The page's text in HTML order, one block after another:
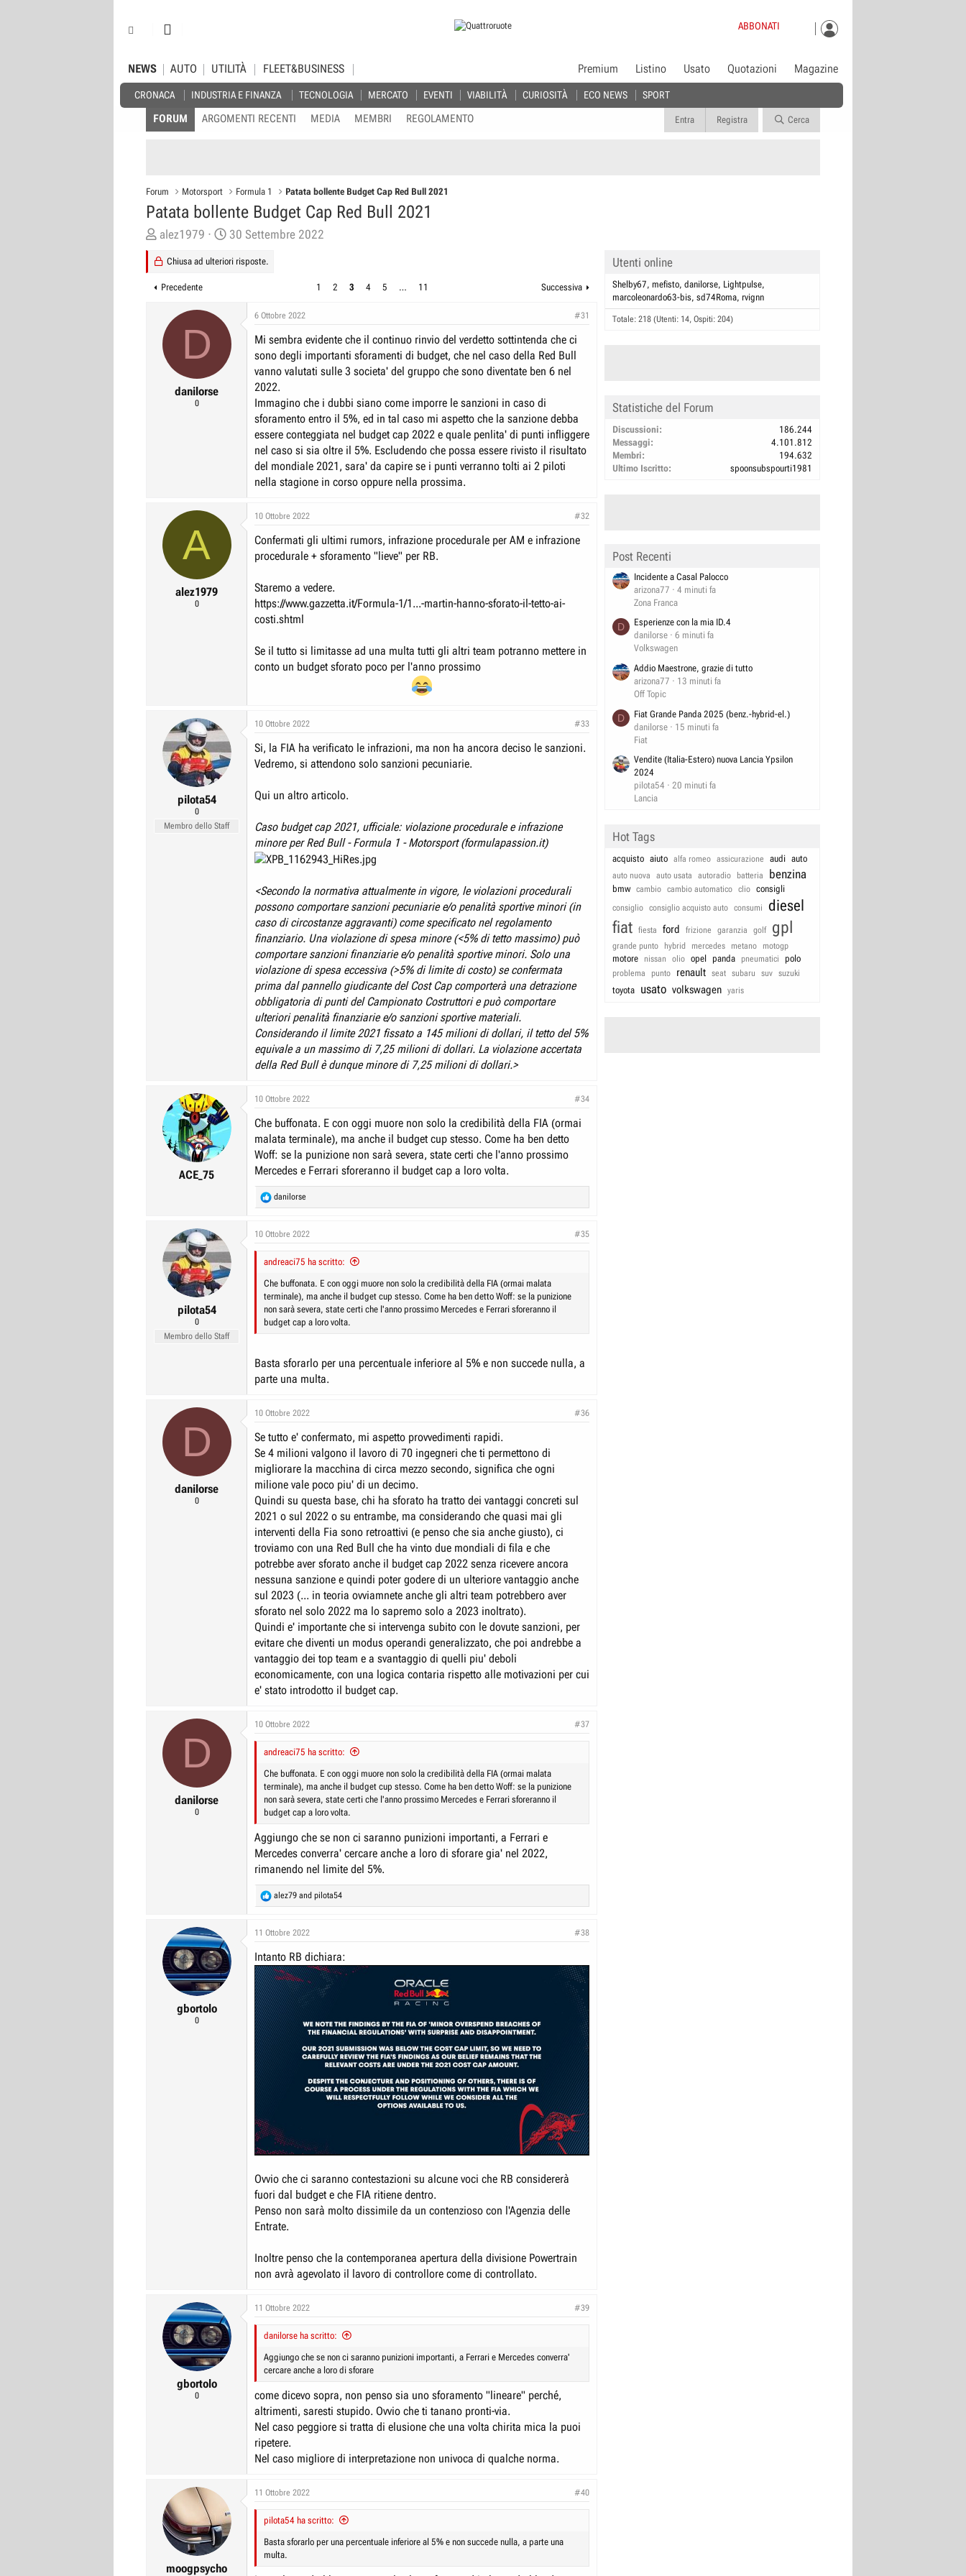
ABBONATI
NEWS
CRONACA INDUSTRIA E FINANZA TECNOLOGIA MERCATO EVENTI VIABILITÀ CURIOSITÀ ECO NEWS SPORT
AUTO UTILITÀ FLEET&BUSINESS Premium Listino Usato Quotazioni Magazine
FORUM ARGOMENTI RECENTI MEDIA MEMBRI REGOLAMENTO Entra Registra Cerca
Forum Motorsport Formula 1 Patata bollente Budget Cap Red Bull 2021
Patata bollente Budget Cap Red Bull 2021
C
e
a
e
e
alez1979
D
t
I
n
30 Settembre 2022
Chiusa ad ulteriori risposte.
Precedente 1 2 3 4 5 … 11 Successiva
D
danilorse
0
6 Ottobre 2022 #31
Mi sembra evidente che il continuo rinvio del verdetto sottintenda che ci
sono degli importanti sforamenti di budget, che nel caso della Red Bull
vanno valutati sulle 3 societa' del gruppo che sono diventate ben 6 nel
2022.
Immagino che i dubbi siano come imporre le sanzioni in caso di
sforamento entro il 5%, ed in tal caso mi aspetto che la sanzione debba
essere conteggiata nel budget cap 2022 e quale penlita' di punti infliggere
nel caso si sia oltre il 5%. Escludendo che possa essere rivisto il risultato
del mondiale 2021, sara' da capire se i punti verranno tolti ai 2 piloti
nella stagione in corso oppure nella prossima.
A
alez1979
0
10 Ottobre 2022 #32
Confermati gli ultimi rumors, infrazione procedurale per AM e infrazione
procedurale + sforamento "lieve" per RB.
Staremo a vedere.
https://www.gazzetta.it/Formula-1/1...-martin-hanno-sforato-il-tetto-ai-
costi.shtml
Se il tutto si limitasse ad una multa tutti gli altri team potranno mettere in
conto un budget sforato poco per l'anno prossimo
pilota54
0
Membro dello Staff
10 Ottobre 2022 #33
Si, la FIA ha verificato le infrazioni, ma non ha ancora deciso le sanzioni.
Vedremo, si attendono solo sanzioni pecuniarie.
Qui un altro articolo.
Caso budget cap 2021, ufficiale: violazione procedurale e infrazione
minore per Red Bull - Formula 1 - Motorsport (formulapassion.it)
<Secondo la normativa attualmente in vigore, le violazioni procedurali
possono comportare sanzioni pecuniarie e/o penalità sportive minori (in
caso di circostanze aggravanti) come specificato nel regolamento
finanziario. Una violazione di spesa minore (<5% di tetto massimo) può
comportare sanzioni finanziarie e/o penalità sportive minori. Solo una
violazione di spesa eccessiva (>5% di limite di costo) se confermata
prima dal pannello giudicante del Cost Cap comporterà una detrazione
obbligatoria di punti del Campionato Costruttori e può comportare
ulteriori penalità finanziarie e/o sanzioni sportive materiali.
Considerando il limite 2021 fissato a 145 milioni di dollari, il tetto del 5%
equivale a un massimo di 7,25 milioni di dollari. La violazione accertata
della Red Bull è dunque minore di 7,25 milioni di dollari.>
ACE_75
10 Ottobre 2022 #34
Che buffonata. E con oggi muore non solo la credibilità della FIA (ormai
malata terminale), ma anche il budget cup stesso. Come ha ben detto
Woff: se la punizione non sarà severa, state certi che l'anno prossimo
Mercedes e Ferrari sforeranno il budget cap a loro volta.
R
e
c
n
s
:
danilorse
pilota54
0
Membro dello Staff
10 Ottobre 2022 #35
andreaci75 ha scritto:
Che buffonata. E con oggi muore non solo la credibilità della FIA (ormai malata
terminale), ma anche il budget cup stesso. Come ha ben detto Woff: se la punizione
non sarà severa, state certi che l'anno prossimo Mercedes e Ferrari sforeranno il
budget cap a loro volta.
Basta sforarlo per una percentuale inferiore al 5% e non succede nulla, a
parte una multa.
D
danilorse
0
10 Ottobre 2022 #36
Se tutto e' confermato, mi aspetto provvedimenti rapidi.
Se 4 milioni valgono il lavoro di 70 ingegneri che ti permettono di
migliorare la macchina di circa mezzo secondo, significa che ogni
milione vale poco piu' di un decimo.
Quindi su questa base, chi ha sforato ha tratto dei vantaggi concreti sul
2021 o sul 2022 o su entrambe, ma considerando che quasi mai gli
interventi della Fia sono retroattivi (e penso che sia anche giusto), ci
troviamo con una Red Bull che ha vinto due mondiali di fila e che
potrebbe aver sforato anche il budget cap 2022 senza ricevere ancora
nessuna sanzione e quindi poter godere di un ulteriore vantaggio anche
sul 2023 (... in teoria ovviamnete anche gli altri team potrebbero aver
sforato nel solo 2022 ma lo sapremo solo a 2023 inoltrato).
Quindi e' importante che si intervenga subito con le dovute sanzioni, per
evitare che diventi un modus operandi generalizzato, che poi andrebbe a
vantaggio dei top team e a svantaggio di quelli piu' deboli
economicamente, con una logica contaria rispetto alle motivazioni per cui
e' stato introdotto il budget cap.
D
danilorse
0
10 Ottobre 2022 #37
andreaci75 ha scritto:
Che buffonata. E con oggi muore non solo la credibilità della FIA (ormai malata
terminale), ma anche il budget cup stesso. Come ha ben detto Woff: se la punizione
non sarà severa, state certi che l'anno prossimo Mercedes e Ferrari sforeranno il
budget cap a loro volta.
Aggiungo che se non ci saranno punizioni importanti, a Ferrari e
Mercedes converra' cercare anche a loro di sforare gia' nel 2022,
rimanendo nel limite del 5%.
R
e
c
i
o
n
s
:
alez79 and pilota54
gbortolo
0
11 Ottobre 2022 #38
Intanto RB dichiara:
Ovvio che ci saranno contestazioni su alcune voci che RB considererà
fuori dal budget e che FIA ritiene dentro.
Penso non sarà molto dissimile da un contenzioso con l'Agenzia delle
Entrate.
Inoltre penso che la contemporanea apertura della divisione Powertrain
non avrà agevolato il lavoro di controllore come di controllato.
gbortolo
0
11 Ottobre 2022 #39
danilorse ha scritto:
Aggiungo che se non ci saranno punizioni importanti, a Ferrari e Mercedes converra'
cercare anche a loro di sforare
come dicevo sopra, non penso sia uno sforamento "lineare" perché,
altrimenti, saresti stupido. Ovvio che ti tanano pronti-via.
Nel caso peggiore si tratta di elusione che una volta chirita mica la puoi
ripetere.
Nel caso migliore di interpretazione non univoca di qualche norma.
moogpsycho
11 Ottobre 2022 #40
pilota54 ha scritto:
Basta sforarlo per una percentuale inferiore al 5% e non succede nulla, a parte una
multa.
Utenti online
Shelby67 mefisto danilorse Lightpulse
marcoleonardo63-bis sd74Roma rvignn
Totale: 218 (Utenti: 14, Ospiti: 204)
Statistiche del Forum
Discussioni
186.244
Messaggi
4.101.812
Membri
194.632
Ultimo Iscritto
spoonsubspourti1981
Post Recenti
Incidente a Casal Palocco
arizona77
4 minuti fa
Zona Franca
D
Esperienze con la mia ID.4
danilorse
6 minuti fa
Volkswagen
Addio Maestrone, grazie di tutto
arizona77
13 minuti fa
Off Topic
D
Fiat Grande Panda 2025 (benz.-hybrid-el.)
danilorse
15 minuti fa
Fiat
Vendite (Italia-Estero) nuova Lancia Ypsilon
2024
pilota54
20 minuti fa
Lancia
Hot Tags
acquisto aiuto alfa romeo assicurazione audi auto
auto nuova auto usata autoradio batteria benzina
bmw cambio cambio automatico clio consigli
consiglio consiglio acquisto auto consumi diesel
fiat fiesta ford frizione garanzia golf gpl
grande punto hybrid mercedes metano motogp
motore nissan olio opel panda pneumatici polo
problema punto renault seat subaru suv suzuki
toyota usato volkswagen yaris